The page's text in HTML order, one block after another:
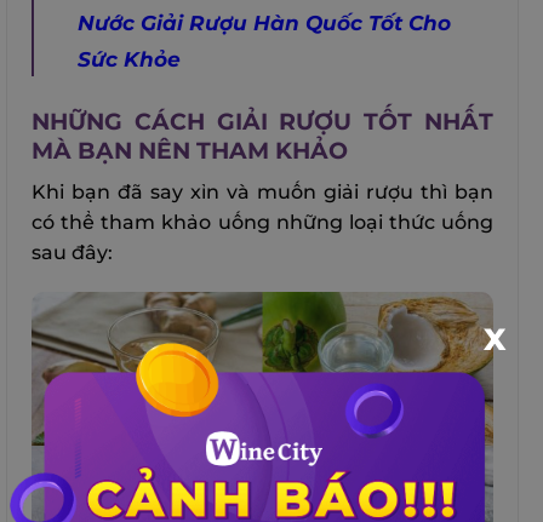
Nước Giải Rượu Hàn Quốc Tốt Cho
Sức Khỏe
NHỮNG CÁCH GIẢI RƯỢU TỐT NHẤT
MÀ BẠN NÊN THAM KHẢO
Khi bạn đã say xỉn và muốn giải rượu thì bạn
có thể tham khảo uống những loại thức uống
sau đây:
X